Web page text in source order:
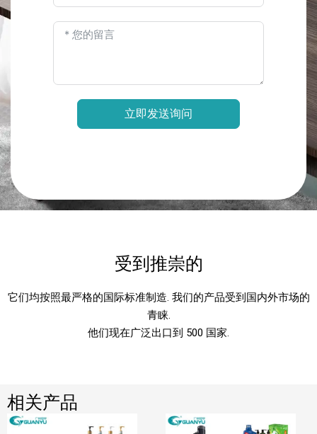
立即发送询问
受到推崇的
它们均按照最严格的国际标准制造. 我们的产品受到国内外市场的
青睐.
他们现在广泛出口到 500 国家.
相关产品